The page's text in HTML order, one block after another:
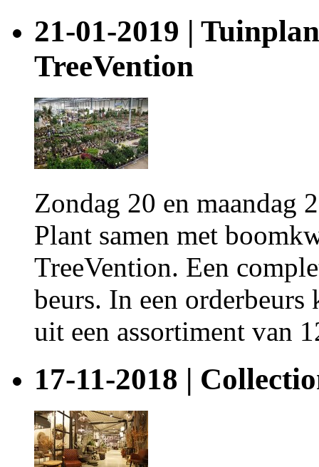
21-01-2019 |
TreeVention
Zondag 20 en maandag
Plant samen met
TreeVention. Een
beurs. In een orderbeurs
uit een assortiment van
17-11-2018 |